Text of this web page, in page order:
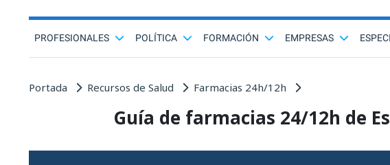
PROFESIONALES POLÍTICA FORMACIÓN EMPRESAS
Portada Recursos de Salud Farmacias 24h/12h
Guía de farmacias 24/12h de